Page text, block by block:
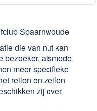
Spaarnwoude
die van nut kan
bezoeker, alsmede
meer specifieke
reilen en zeilen
zij over